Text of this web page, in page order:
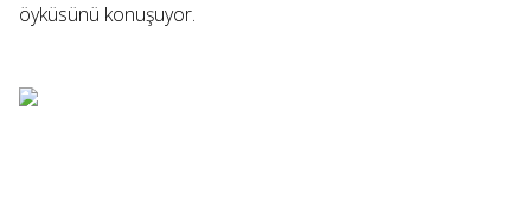
öyküsünü konuşuyor.